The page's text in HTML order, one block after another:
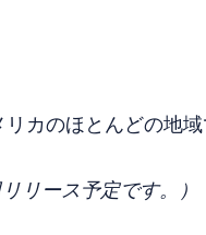
カのほとんどの地域
リース予定です。）